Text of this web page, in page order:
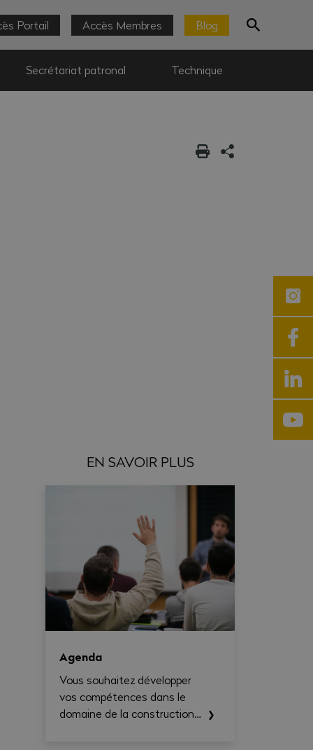
Portail Accès Membres Blog
Secrétariat patronal Technique
EN SAVOIR PLUS
Agenda
Vous souhaitez développer
vos compétences dans le
domaine de la construction